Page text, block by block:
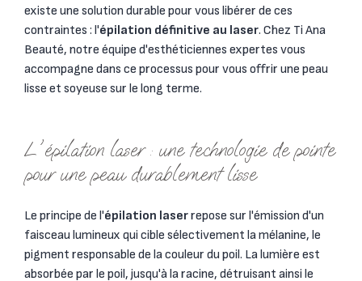
existe une solution durable pour vous libérer de ces
contraintes : l'épilation définitive au laser. Chez Ti Ana
Beauté, notre équipe d'esthéticiennes expertes vous
accompagne dans ce processus pour vous offrir une peau
lisse et soyeuse sur le long terme.
L'épilation laser : une technologie de pointe
pour une peau durablement lisse
Le principe de l'épilation laserrepose sur l'émission d'un
faisceau lumineux qui cible sélectivement la mélanine, le
pigment responsable de la couleur du poil. La lumière est
absorbée par le poil, jusqu'à la racine, détruisant ainsi le